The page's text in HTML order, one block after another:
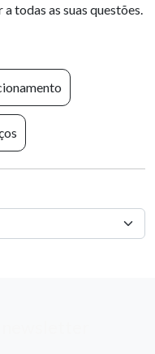
todas as suas questões.